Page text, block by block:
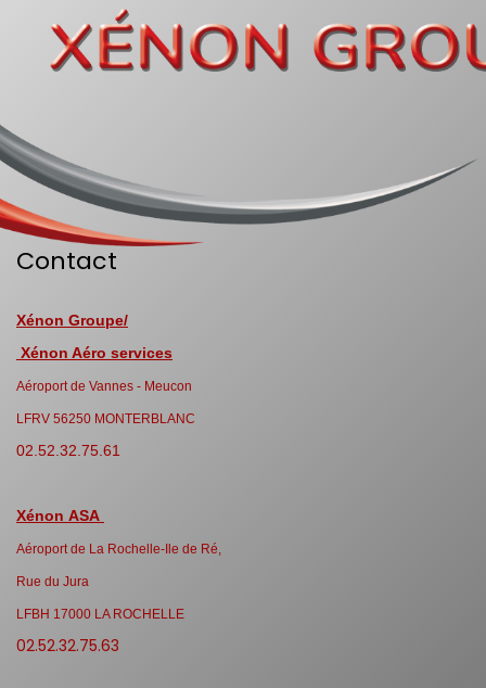
Contact
Xénon Groupe/
Xénon Aéro services
Aéroport de Vannes - Meucon
LFRV 56250 MONTERBLANC
02.52.32.75.61
Xénon ASA
Aéroport de La Rochelle-Ile de Ré,
Rue du Jura
LFBH 17000 LA ROCHELLE
02.52.32.75.63